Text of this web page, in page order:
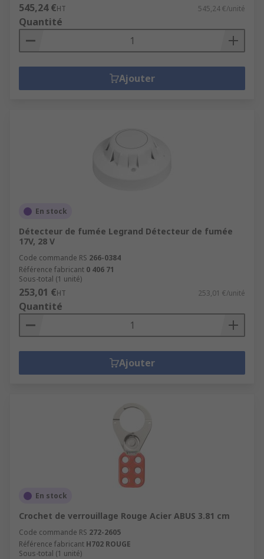
545,24 €HT 545,24 €/unité
Quantité
Ajouter
En stock
Détecteur de fumée Legrand Détecteur de fumée
17V, 28 V
Code commande RS 266-0384
Référence fabricant 0 406 71
Sous-total (1 unité)
253,01 €HT 253,01 €/unité
Quantité
Ajouter
En stock
Crochet de verrouillage Rouge Acier ABUS 3.81 cm
Code commande RS 272-2605
Référence fabricant H702 ROUGE
Sous-total (1 unité)